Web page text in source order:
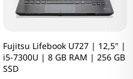
Fujitsu Lifebook U727 | 12,5" |
i5-7300U | 8 GB RAM | 256 GB
SSD